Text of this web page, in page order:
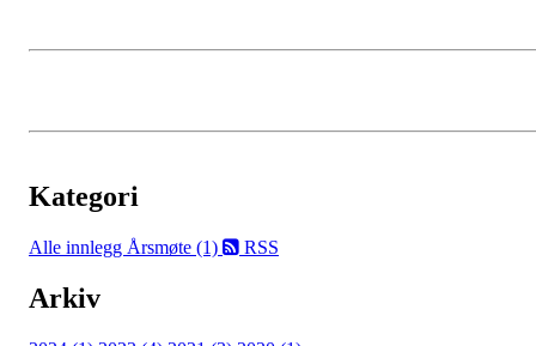
Kategori
Alle innlegg Årsmøte (1) RSS
Arkiv